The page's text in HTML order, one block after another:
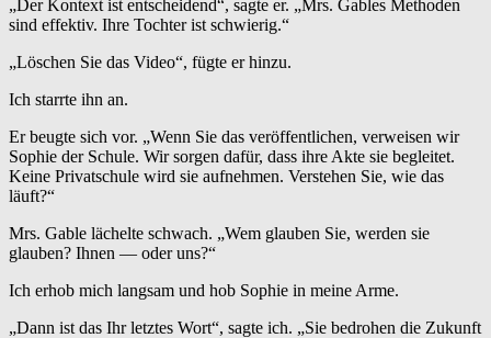
„Der Kontext ist entscheidend“, sagte er. „Mrs. Gables Methoden
sind effektiv. Ihre Tochter ist schwierig.“
„Löschen Sie das Video“, fügte er hinzu.
Ich starrte ihn an.
Er beugte sich vor. „Wenn Sie das veröffentlichen, verweisen wir
Sophie der Schule. Wir sorgen dafür, dass ihre Akte sie begleitet.
Keine Privatschule wird sie aufnehmen. Verstehen Sie, wie das
läuft?“
Mrs. Gable lächelte schwach. „Wem glauben Sie, werden sie
glauben? Ihnen — oder uns?“
Ich erhob mich langsam und hob Sophie in meine Arme.
„Dann ist das Ihr letztes Wort“, sagte ich. „Sie bedrohen die Zukunft